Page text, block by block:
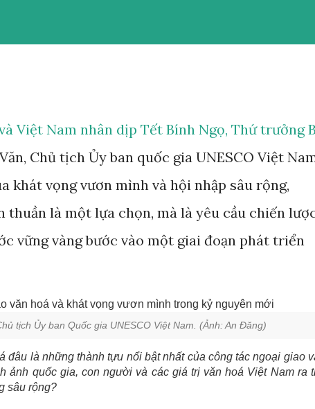
Việt Nam nhân dịp Tết Bính Ngọ, Thứ trưởng
Chủ tịch Ủy ban quốc gia UNESCO Việt
khát vọng vươn mình và hội nhập sâu rộng,
thuần là một lựa chọn, mà là yêu cầu chiến
vững vàng bước vào một giai đoạn phát triển
tịch Ủy ban Quốc gia UNESCO Việt Nam. (Ảnh: An Đăng)
đâu là những thành tựu nổi bật nhất của công tác ngoại giao
ảnh quốc gia, con người và các giá trị văn hoá Việt Nam ra
sâu rộng?